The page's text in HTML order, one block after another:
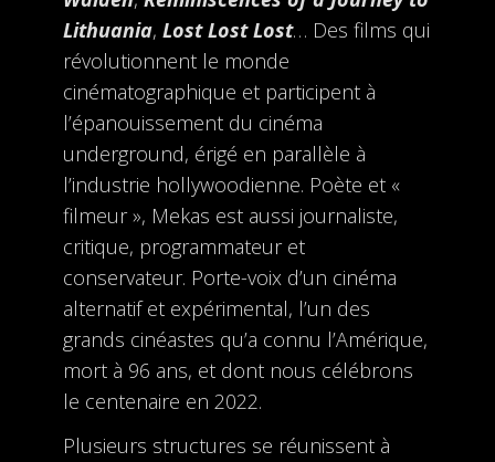
Lithuania, Lost Lost Lost… Des films qui
révolutionnent le monde
cinématographique et participent à
l’épanouissement du cinéma
underground, érigé en parallèle à
l’industrie hollywoodienne. Poète et «
filmeur », Mekas est aussi journaliste,
critique, programmateur et
conservateur. Porte-voix d’un cinéma
alternatif et expérimental, l’un des
grands cinéastes qu’a connu l’Amérique,
mort à 96 ans, et dont nous célébrons
le centenaire en 2022.
Plusieurs structures se réunissent à